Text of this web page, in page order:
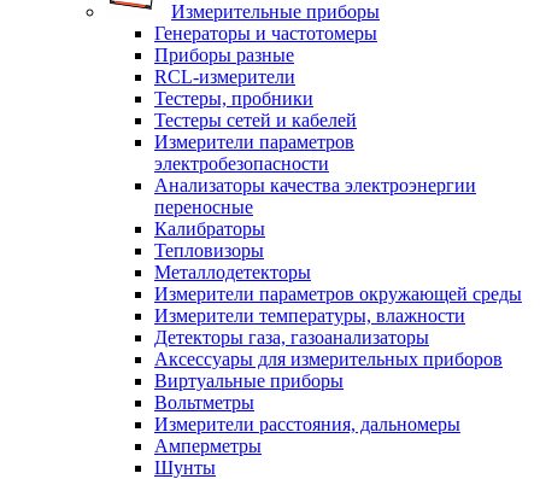
Измерительные приборы
Генераторы и частотомеры
Приборы разные
RCL-измерители
Тестеры, пробники
Тестеры сетей и кабелей
Измерители параметров
электробезопасности
Анализаторы качества электроэнергии
переносные
Калибраторы
Тепловизоры
Металлодетекторы
Измерители параметров окружающей среды
Измерители температуры, влажности
Детекторы газа, газоанализаторы
Аксессуары для измерительных приборов
Виртуальные приборы
Вольтметры
Измерители расстояния, дальномеры
Амперметры
Шунты